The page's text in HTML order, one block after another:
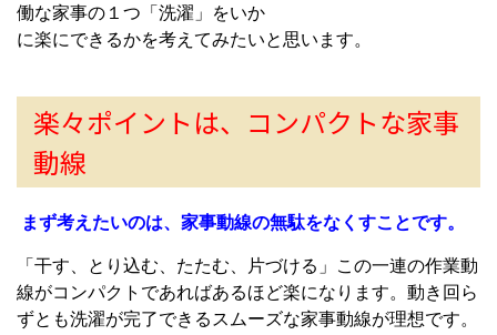
働な家事の１つ「洗濯」をいか
に楽にできるかを考えてみたいと思います。
楽々ポイントは、コンパクトな家事
動線
まず考えたいのは、家事動線の無駄をなくすことです。
「干す、とり込む、たたむ、片づける」この一連の作業動
線がコンパクトであればあるほど楽になります。動き回ら
ずとも洗濯が完了できるスムーズな家事動線が理想です。